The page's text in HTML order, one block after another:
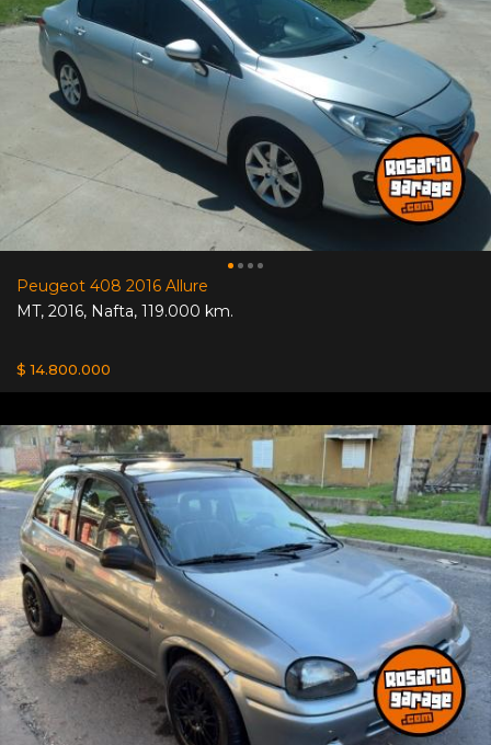
Peugeot 408 2016 Allure
MT, 2016, Nafta, 119.000 km.
$ 14.800.000